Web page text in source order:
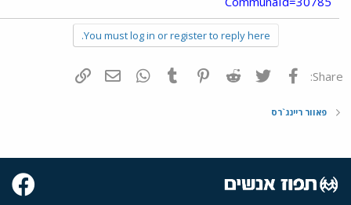
You must log in or register to reply here.
Share: פייסבוק Twitter
Reddit
Pinterest
Tumblr
WhatsAppדואר אלקטרוני
פאוור ריינג`רס